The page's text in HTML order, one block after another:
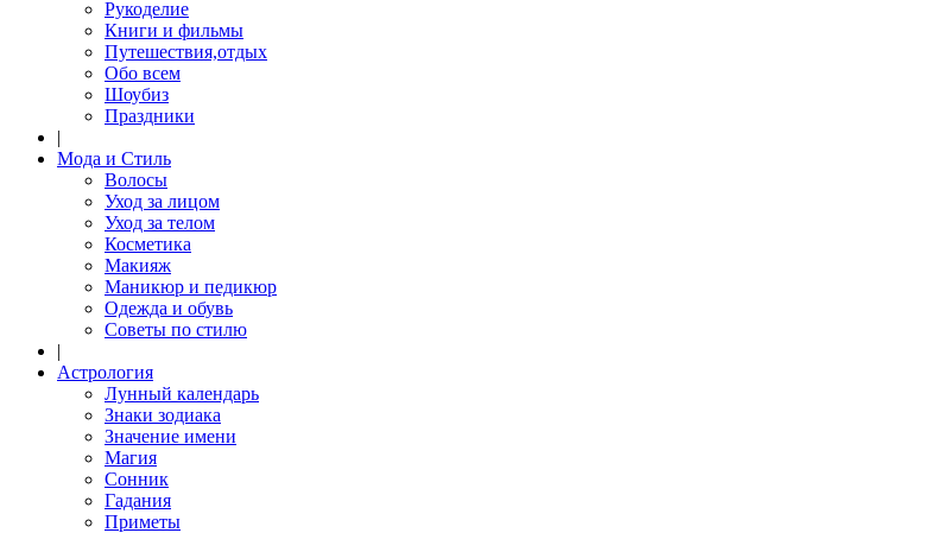
Рукоделие
Книги и фильмы
Путешествия,отдых
Обо всем
Шоубиз
Праздники
|
Мода и Стиль
Волосы
Уход за лицом
Уход за телом
Косметика
Макияж
Маникюр и педикюр
Одежда и обувь
Советы по стилю
|
Астрология
Лунный календарь
Знаки зодиака
Значение имени
Магия
Сонник
Гадания
Приметы